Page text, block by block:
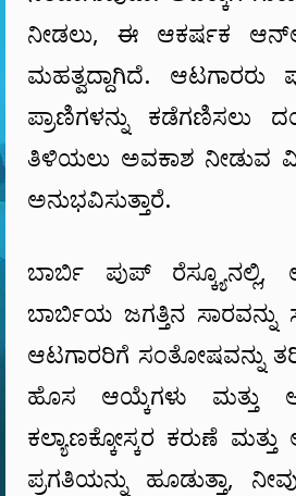
ನೀಡಲು, ಈ ಆಕರ್ಷಕ
ಮಹತ್ವದ್ದಾಗಿದೆ.
ಪ್ರಾಣಿಗಳನ್ನು ಕಡೆಗಣಿಸಲು
ತಿಳಿಯಲು ಅವಕಾಶ ನೀಡುವ
ಅನುಭವಿಸುತ್ತಾರೆ.
ಬಾರ್ಬಿ ಪುಪ್ ರೆಸ್ಕ್ಯೂನಲ್ಲಿ,
ಬಾರ್ಬಿಯ ಜಗತ್ತಿನ
ಆಟಗಾರರಿಗೆ ಸಂತೋಷವನ್ನು
ಹೊಸ ಆಯ್ಕೆಗಳು ಮತ್ತು
ಕಲ್ಯಾಣಕ್ಕೋಸ್ಕರ ಕರುಣೆ
ಪ್ರಗತಿಯನ್ನು ಹೂಡುತ್ತಾ,